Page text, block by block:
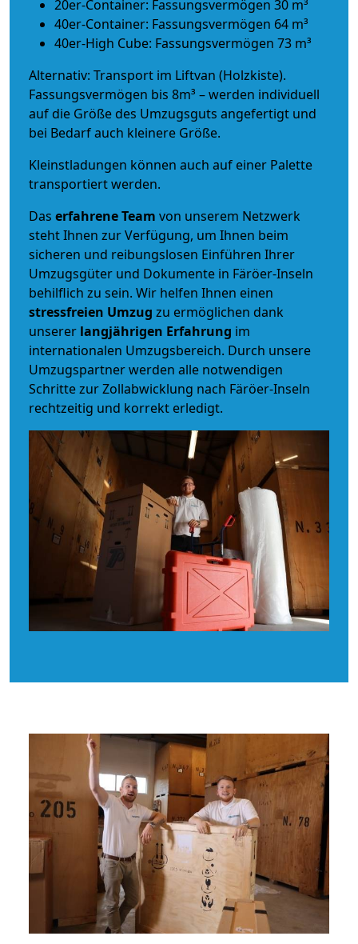
20er-Container: Fassungsvermögen 30 m³
40er-Container: Fassungsvermögen 64 m³
40er-High Cube: Fassungsvermögen 73 m³
Alternativ: Transport im Liftvan (Holzkiste).
Fassungsvermögen bis 8m³ – werden individuell
auf die Größe des Umzugsguts angefertigt und
bei Bedarf auch kleinere Größe.
Kleinstladungen können auch auf einer Palette
transportiert werden.
Das erfahrene Team von unserem Netzwerk
steht Ihnen zur Verfügung, um Ihnen beim
sicheren und reibungslosen Einführen Ihrer
Umzugsgüter und Dokumente in Färöer-Inseln
behilflich zu sein. Wir helfen Ihnen einen
stressfreien Umzug zu ermöglichen dank
unserer langjährigen Erfahrung im
internationalen Umzugsbereich. Durch unsere
Umzugspartner werden alle notwendigen
Schritte zur Zollabwicklung nach Färöer-Inseln
rechtzeitig und korrekt erledigt.